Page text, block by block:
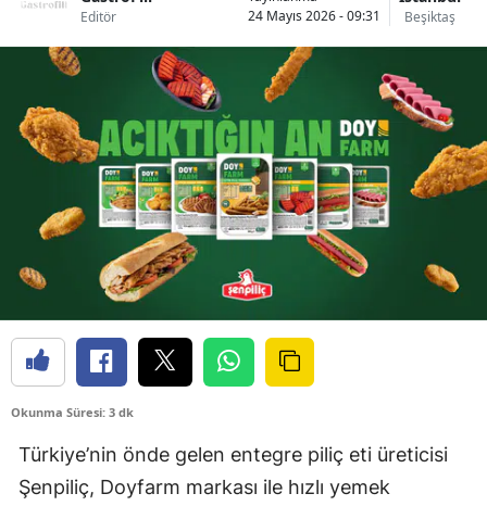
Editör
24 Mayıs 2026 - 09:31
Beşiktaş
Okunma Süresi: 3 dk
Türkiye’nin önde gelen entegre piliç eti üreticisi
Şenpiliç, Doyfarm markası ile hızlı yemek